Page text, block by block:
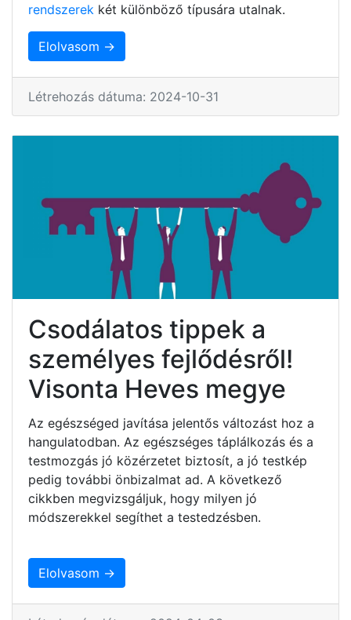
rendszerek két különböző típusára utalnak.
Elolvasom →
Létrehozás dátuma: 2024-10-31
Csodálatos tippek a
személyes fejlődésről!
Visonta Heves megye
Az egészséged javítása jelentős változást hoz a
hangulatodban. Az egészséges táplálkozás és a
testmozgás jó közérzetet biztosít, a jó testkép
pedig további önbizalmat ad. A következő
cikkben megvizsgáljuk, hogy milyen jó
módszerekkel segíthet a testedzésben.
Elolvasom →